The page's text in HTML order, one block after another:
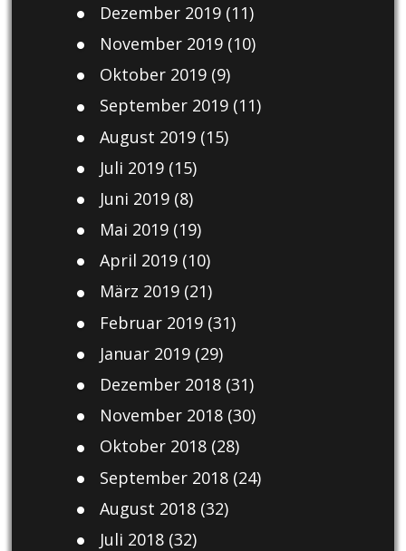
Dezember 2019(11)
November 2019(10)
Oktober 2019(9)
September 2019(11)
August 2019(15)
Juli 2019(15)
Juni 2019(8)
Mai 2019(19)
April 2019(10)
März 2019(21)
Februar 2019(31)
Januar 2019(29)
Dezember 2018(31)
November 2018(30)
Oktober 2018(28)
September 2018(24)
August 2018(32)
Juli 2018(32)